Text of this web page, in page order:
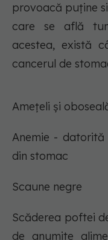
provoacă puține
care se află
acestea, există
cancerul de
Amețeli și
Anemie - datorită
din stomac
Scaune negre
Scăderea poftei
de anumite